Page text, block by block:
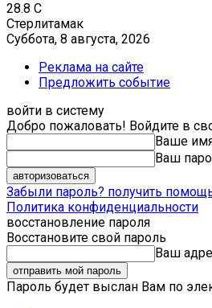
28.8 C
Стерлитамак
Суббота, 8 августа, 2026
Реклама на сайте
Предложить событие
войти в систему
Добро пожаловать! Войдите в
Ваше
Ваш
Забыли пароль? получить
Политика конфиденциальности
восстановление пароля
Восстановите свой пароль
Ваш
Пароль будет выслан Вам по